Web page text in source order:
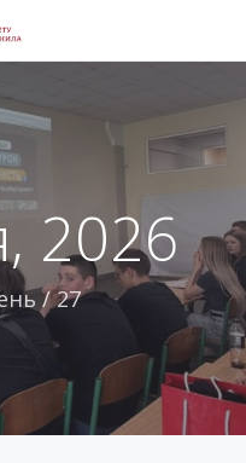
2026
/27